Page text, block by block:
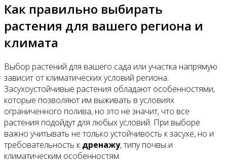
Как правильно выбирать
растения для вашего региона и
климата
Выбор растений для вашего сада или участка напрямую
зависит от климатических условий региона.
Засухоустойчивые растения обладают особенностями,
которые позволяют им выживать в условиях
ограниченного полива, но это не значит, что все
растения подойдут для любых условий. При выборе
важно учитывать не только устойчивость к засухе, но и
требовательность к дренажу, типу почвы и
климатическим особенностям.